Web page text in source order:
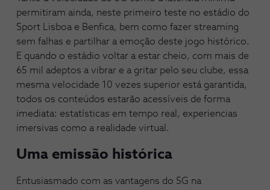
permitiram ainda, neste primeiro teste no estádio do
Sport Lisboa e Benfica, bem como fazer streaming
sem falhas e partilhar a emoção deste jogo histórico.
E quando o estádio voltar a estar cheio, com mais de
65 mil adeptos a vibrar e a gritar pelo seu clube, essa
mesma velocidade 10 vezes superior está garantida,
todos os conteúdos estarão acessíveis de forma
imediata: estatísticas em tempo real, experiencias
imersivas como a realidade virtual.
Uma emissão histórica
Entusiasmado com as vantagens do 5G na